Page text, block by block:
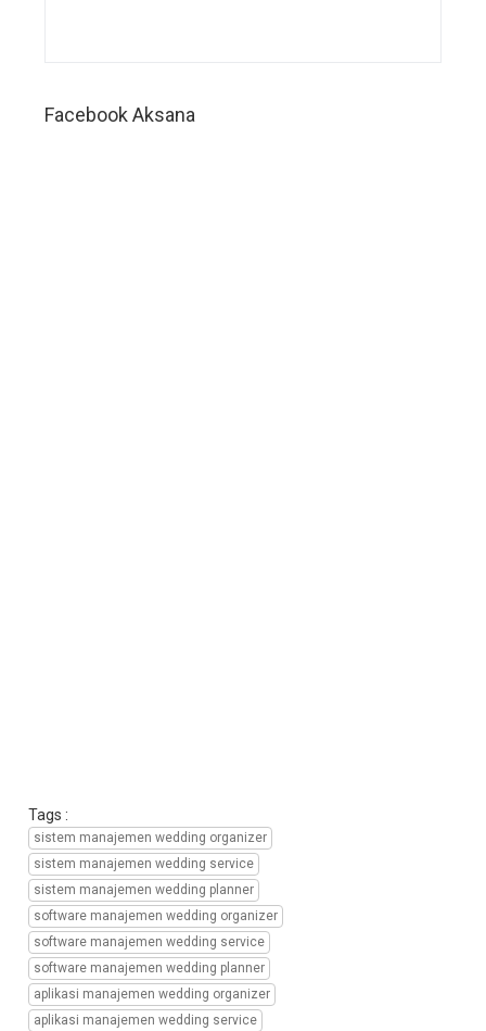
Facebook Aksana
Tags :
sistem manajemen wedding organizer
sistem manajemen wedding service
sistem manajemen wedding planner
software manajemen wedding organizer
software manajemen wedding service
software manajemen wedding planner
aplikasi manajemen wedding organizer
aplikasi manajemen wedding service
manajemen
digital
manajemen
wedding
planner,
transformasi
digital
manajemen
bisnis
wedding
organizer,